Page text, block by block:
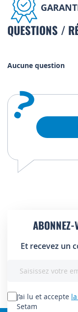
QUESTIONS /
Aucune question
?
ABONNEZ-
Et recevez un
lettre
d’information
J’ai lu et accepte
Setam